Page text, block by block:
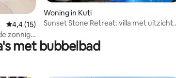
Gemiddelde beoordeling van 4,4 uit 5, 15 recensies
4,4 (15)
zonnige
Woning in Kuti
Sunset Stone Retreat: villa met uitzicht
met bubbelbad